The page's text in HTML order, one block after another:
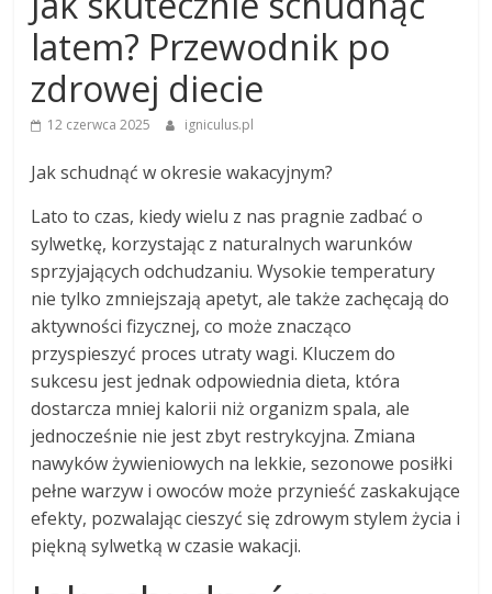
latem? Przewodnik po
zdrowej diecie
12 czerwca 2025 igniculus.pl
Jak schudnąć w okresie wakacyjnym?
Lato to czas, kiedy wielu z nas pragnie zadbać o
sylwetkę, korzystając z naturalnych warunków
sprzyjających odchudzaniu. Wysokie temperatury
nie tylko zmniejszają apetyt, ale także zachęcają do
aktywności fizycznej, co może znacząco
przyspieszyć proces utraty wagi. Kluczem do
sukcesu jest jednak odpowiednia dieta, która
dostarcza mniej kalorii niż organizm spala, ale
jednocześnie nie jest zbyt restrykcyjna. Zmiana
nawyków żywieniowych na lekkie, sezonowe posiłki
pełne warzyw i owoców może przynieść zaskakujące
efekty, pozwalając cieszyć się zdrowym stylem życia i
piękną sylwetką w czasie wakacji.